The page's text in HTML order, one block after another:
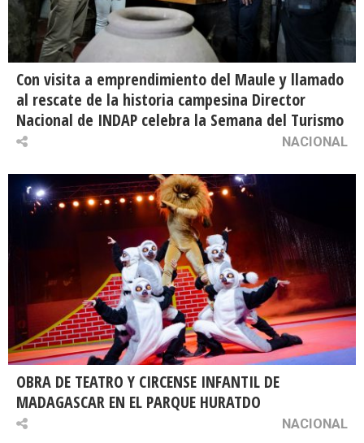
Con visita a emprendimiento del Maule y llamado
al rescate de la historia campesina Director
Nacional de INDAP celebra la Semana del Turismo
NACIONAL
OBRA DE TEATRO Y CIRCENSE INFANTIL DE
MADAGASCAR EN EL PARQUE HURATDO
NACIONAL